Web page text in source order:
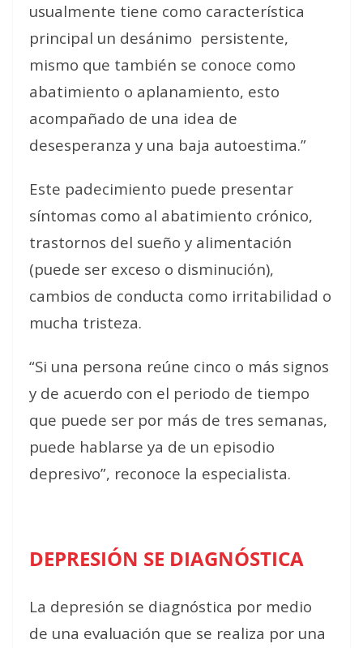
usualmente tiene como característica
principal un desánimo persistente,
mismo que también se conoce como
abatimiento o aplanamiento, esto
acompañado de una idea de
desesperanza y una baja autoestima.”
Este padecimiento puede presentar
síntomas como al abatimiento crónico,
trastornos del sueño y alimentación
(puede ser exceso o disminución),
cambios de conducta como irritabilidad o
mucha tristeza.
“Si una persona reúne cinco o más signos
y de acuerdo con el periodo de tiempo
que puede ser por más de tres semanas,
puede hablarse ya de un episodio
depresivo”, reconoce la especialista.
DEPRESIÓN SE DIAGNÓSTICA
La depresión se diagnóstica por medio
de una evaluación que se realiza por una